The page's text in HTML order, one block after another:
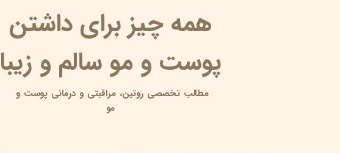
همه چیز برای داشتن
پوست و مو سالم و زیبا
مطالب تخصصی روتین،مراقبتی و درمانی پوست و
مو